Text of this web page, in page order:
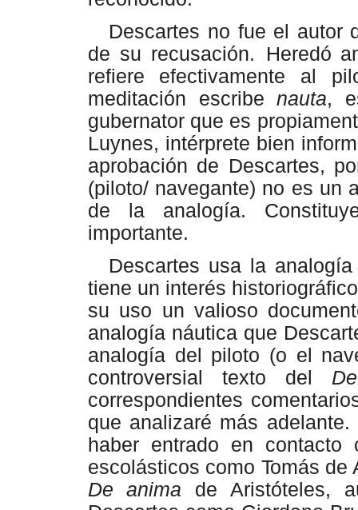
Descartes no fue el autor
de su recusación.
Heredó
refiere
efectivamente
al
meditación escribenauta,
gubernator que es
Luynes, intérprete bien
aprobación de Descartes,
(piloto/ navegante) no es un
de la analogía.
importante.
Descartes usa la
tiene un interés
su uso un valioso
analogía náutica que
analogía del piloto (o el
controversial
texto del
De
correspondientes
que analizaré más
haber entrado en
escolásticos como Tomás de
De
anima de Aristóteles,